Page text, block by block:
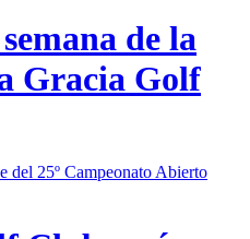
de la
Gracia Golf